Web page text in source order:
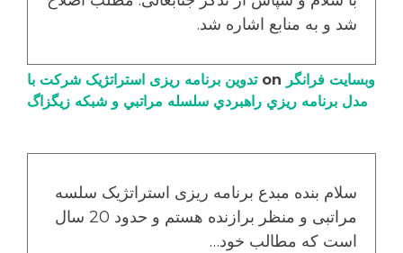
شد و به منابع اشاره شد.
وبسایت فرانگر
تدوین برنامه ریزی استراتژیک شرکت با
مدل برنامه ریزي راهبردي سلسله مراتبي و شبکه زیگزاگ
سلام بنده مبدع برنامه ریزی استراتژیک سلسه
مراتبی و منظر برازنده هستم و حدود 20 سال
است که مطالب خود…